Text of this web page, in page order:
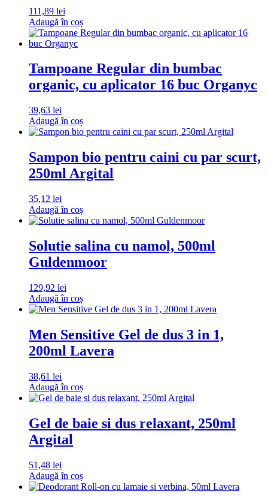
111,89 lei
Adaugă în coș
Tampoane Regular din bumbac
organic, cu aplicator 16 buc Organyc
39,63 lei
Adaugă în coș
Sampon bio pentru caini cu par scurt,
250ml Argital
35,12 lei
Adaugă în coș
Solutie salina cu namol, 500ml
Guldenmoor
129,92 lei
Adaugă în coș
Men Sensitive Gel de dus 3 in 1,
200ml Lavera
38,61 lei
Adaugă în coș
Gel de baie si dus relaxant, 250ml
Argital
51,48 lei
Adaugă în coș